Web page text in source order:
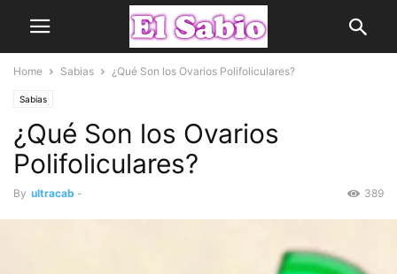
Home Sabias ¿Qué Son los Ovarios Polifoliculares?
Sabias
¿Qué Son los Ovarios
Polifoliculares?
By ultracab - 389